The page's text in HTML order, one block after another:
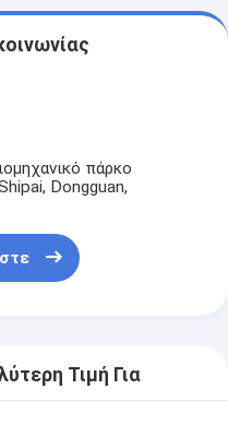
πάρκο
Dongguan,
Τιμή Για